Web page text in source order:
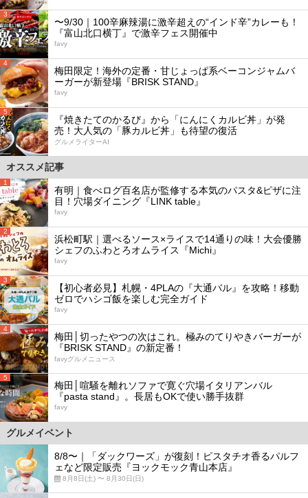
3
〜9/30｜100辛麻辣湯に激辛超えの“インド辛”カレーも！
『富山北口横丁』で激辛フェス開催中
favy
4
梅田限定！海外の定番・甘じょっぱ系ベーコンジャムバ
ーガーが新登場『BRISK STAND』
favy
5
『焼きたてのかるび』から「にんにくカルビ丼」が発
売！大人気の「豚カルビ丼」も待望の復活
グルメライターAI
オススメ記事
1
有明｜食べログ百名店が監修する本気のパスタ&ピザに注
目！穴場ダイニング『LINK table』
favy
2
浜松町駅｜選べるソース×ライスで14通りの味！大会優勝
シェフのふわとろオムライス『Michi』
favy
3
【初心者必見】札幌・4PLAの『大通バル』を攻略！移動
ゼロでハシゴ飯を楽しむ完全ガイド
favy
4
梅田│切ったやつの次はこれ。極みのてりやきバーガーが
『BRISK STAND』の新定番！
favyグルメニュース
5
梅田│喧騒を離れソファで寛ぐ穴場イタリアンバル
『pasta stand』。長居もOKで使い勝手抜群
favy
グルメイベント
8/8〜｜「ダックワーズ」が復刻！ピスタチオ香るパルフ
ェなど限定販売『ヨックモック青山本店』
8月8日(土) 〜 8月30日(日)